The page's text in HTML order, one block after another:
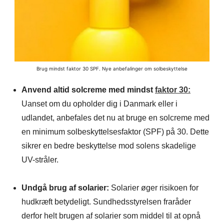
Brug mindst faktor 30 SPF. Nye anbefalinger om solbeskyttelse
Anvend altid solcreme med mindst faktor 30:
Uanset om du opholder dig i Danmark eller i
udlandet, anbefales det nu at bruge en solcreme med
en minimum solbeskyttelsesfaktor (SPF) på 30. Dette
sikrer en bedre beskyttelse mod solens skadelige
UV-stråler.​
Undgå brug af solarier: Solarier øger risikoen for
hudkræft betydeligt. Sundhedsstyrelsen fraråder
derfor helt brugen af solarier som middel til at opnå